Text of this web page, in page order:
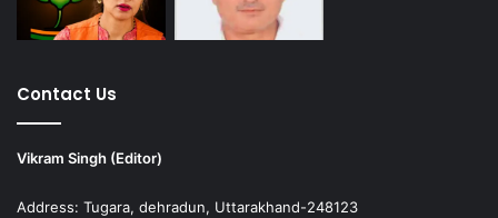
Contact Us
Vikram Singh (Editor)
Address: Tugara, dehradun, Uttarakhand-248123